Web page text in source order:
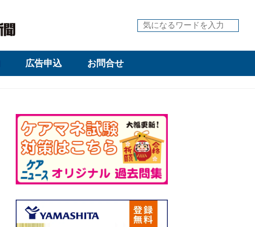
広告申込 お問合せ